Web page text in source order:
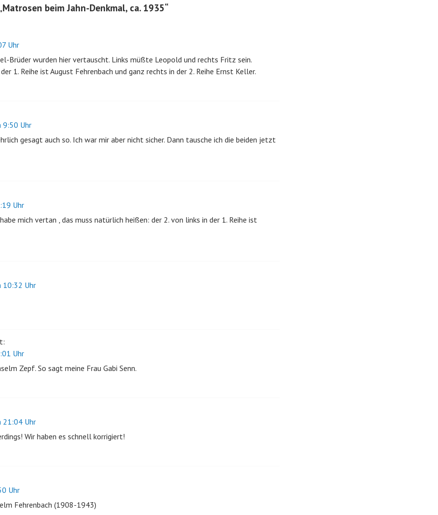
Matrosen beim Jahn-Denkmal, ca. 1935“
Uhr
Brüder wurden hier vertauscht. Links müßte Leopold und rechts Fritz sein.
1. Reihe ist August Fehrenbach und ganz rechts in der 2. Reihe Ernst Keller.
Uhr
gesagt auch so. Ich war mir aber nicht sicher. Dann tausche ich die beiden jetzt
Uhr
mich vertan , das muss natürlich heißen: der 2. von links in der 1. Reihe ist
Uhr
Uhr
Zepf. So sagt meine Frau Gabi Senn.
Uhr
Wir haben es schnell korrigiert!
Uhr
Fehrenbach (1908-1943)